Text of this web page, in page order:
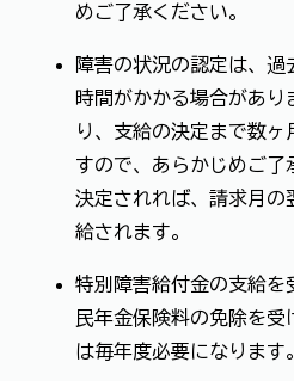
めご了承ください。
障害の状況の認定は、過
時間がかかる場合があ
り、支給の決定まで数
すので、あらかじめご
決定されれば、請求月の
給されます。
特別障害給付金の支給を
民年金保険料の免除を
は毎年度必要になります。